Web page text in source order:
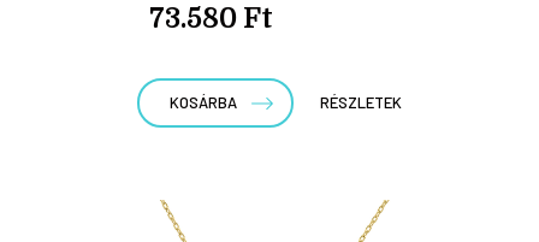
73.580 Ft
KOSÁRBA RÉSZLETEK